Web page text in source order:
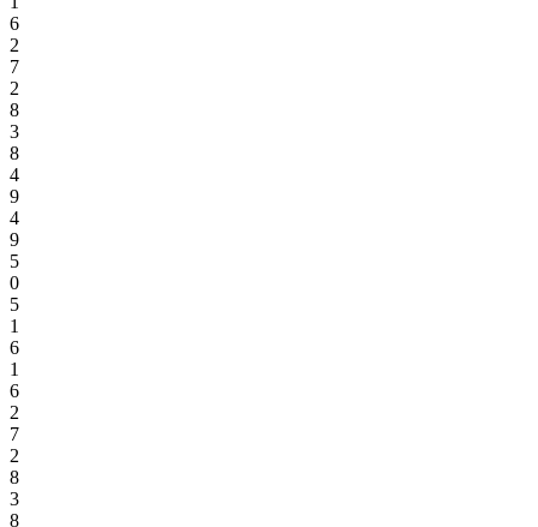
6
2
7
2
8
3
8
4
9
4
9
5
0
5
1
6
1
6
2
7
2
8
3
8